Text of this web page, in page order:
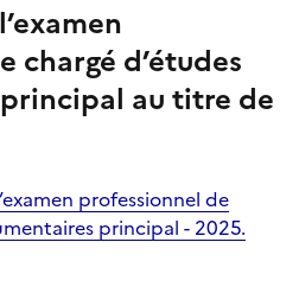
chargé d’études
au titre de
professionnel de
principal - 2025.